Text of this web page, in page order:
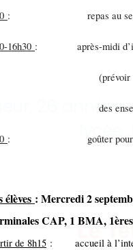
: repas au
16h30 : après-midi
une paire de
enseignants
: goûter pour tous les
élèves : Mercredi 2
CAP, 1 BMA,
de 8h15 : accueil à
26
lycée